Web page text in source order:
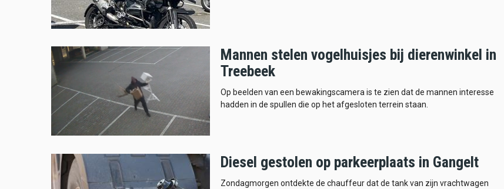
Mannen stelen vogelhuisjes bij dierenwinkel in
Treebeek
Op beelden van een bewakingscamera is te zien dat de mannen interesse
hadden in de spullen die op het afgesloten terrein staan.
Diesel gestolen op parkeerplaats in Gangelt
Zondagmorgen ontdekte de chauffeur dat de tank van zijn vrachtwagen